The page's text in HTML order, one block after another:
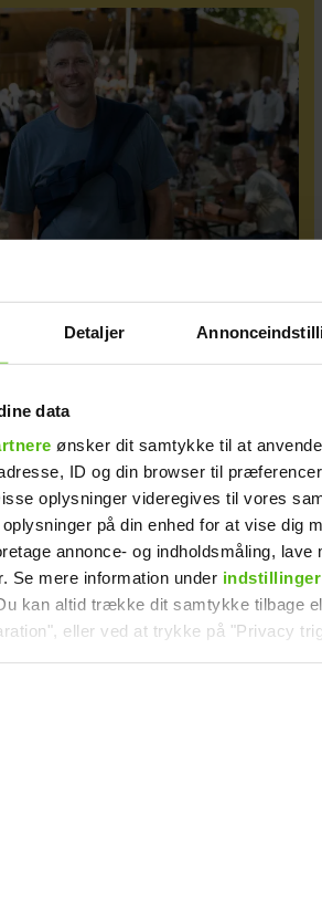
Detaljer
data
ønsker dit samtykke til at
ID og din browser til
oplysninger videregives til vores
på din enhed for at vise dig
annonce- og indholdsmåling, lave
Se mere information under indstillinger
kan altid trække dit samtykke tilbage
eller ved at trykke på "Privacy
og cookies fra tredjeparter til at
huske dine præferencer samt til brug
på kærestedate: Gør det
De kendte elsker